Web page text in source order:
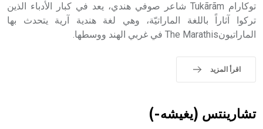
- هل تعلم أن أبجر Abgar اسم معروف جيداً يعود إلى عدد من
التاسع، وهم ينتسبون إلى أسرة أوسروين
توكارام Tukãrãm شاعر صوفي هندي، يعد في كبار الأدباء الذين
تركوا آثاراً باللغة الماراتيّة، وهي لغة هندية آرية يتحدث بها
الماراتيونThe Marathis في غربي الهند ووسطها.
اقرأ المزيد
تشارينتس (يغيشه-)